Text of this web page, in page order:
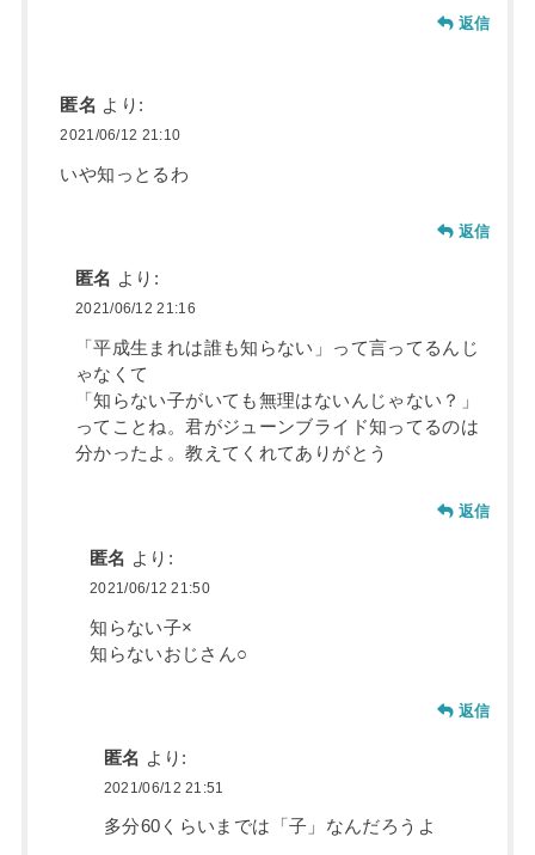
返信
匿名 より:
2021/06/12 21:10
いや知っとるわ
返信
匿名 より:
2021/06/12 21:16
「平成生まれは誰も知らない」って言ってるんじ
ゃなくて
「知らない子がいても無理はないんじゃない？」
ってことね。君がジューンブライド知ってるのは
分かったよ。教えてくれてありがとう
返信
匿名 より:
2021/06/12 21:50
知らない子×
知らないおじさん○
返信
匿名 より:
2021/06/12 21:51
多分60くらいまでは「子」なんだろうよ